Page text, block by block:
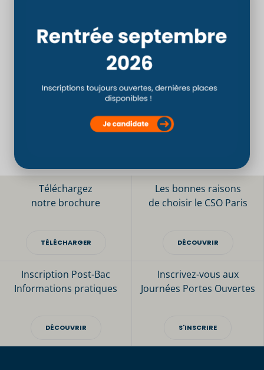
PRÉCÉDENT
Téléchargez
notre brochure
TÉLÉCHARGER
Les bonnes raisons
de choisir le CSO Paris
DÉCOUVRIR
Inscription Post-Bac
Informations pratiques
DÉCOUVRIR
Inscrivez-vous aux
Journées Portes Ouvertes
S'INSCRIRE